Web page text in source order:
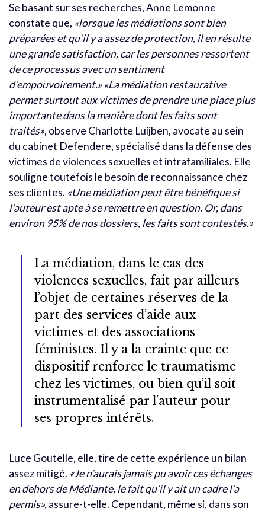
Se basant sur ses recherches, Anne Lemonne
constate que, «lorsque les médiations sont bien
préparées et qu’il y a assez de protection, il en résulte
une grande satisfaction, car les personnes ressortent
de ce processus avec un sentiment
d’empouvoirement.» «La médiation restaurative
permet surtout aux victimes de prendre une place plus
importante dans la manière dont les faits sont
traités», observe Charlotte Luijben, avocate au sein
du cabinet Defendere, spécialisé dans la défense des
victimes de violences sexuelles et intrafamiliales. Elle
souligne toutefois le besoin de reconnaissance chez
ses clientes. «Une médiation peut être bénéfique si
l’auteur est apte à se remettre en question. Or, dans
environ 95% de nos dossiers, les faits sont contestés.»
La médiation, dans le cas des
violences sexuelles, fait par ailleurs
l’objet de certaines réserves de la
part des services d’aide aux
victimes et des associations
féministes. Il y a la crainte que ce
dispositif renforce le traumatisme
chez les victimes, ou bien qu’il soit
instrumentalisé par l’auteur pour
ses propres intérêts.
Luce Goutelle, elle, tire de cette expérience un bilan
assez mitigé. «Je n’aurais jamais pu avoir ces échanges
en dehors de Médiante, le fait qu’il y ait un cadre l’a
permis»,assure-t-elle. Cependant, même si, dans son